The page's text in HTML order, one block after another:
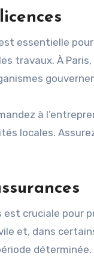
essentielle
travaux. À
à
locales.
est cruciale
et, dans
déterminée.